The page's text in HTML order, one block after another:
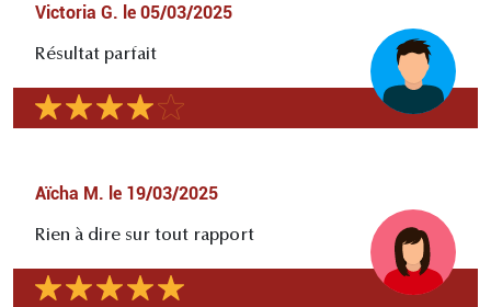
Victoria G. le 05/03/2025
Résultat parfait
Aïcha M. le 19/03/2025
Rien à dire sur tout rapport